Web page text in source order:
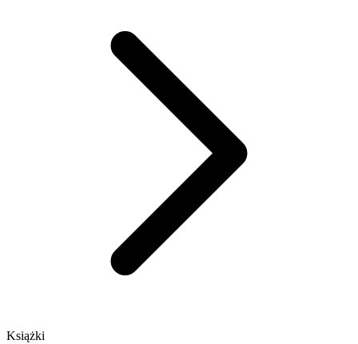
Książki